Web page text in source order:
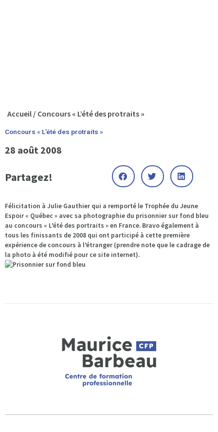
Accueil / Concours « L’été des protraits »
Concours « L’été des protraits »
28 août 2008
Partagez!
Félicitation à Julie Gauthier qui a remporté le Trophée du Jeune
Espoir « Québec » avec sa photographie du prisonnier sur fond bleu
au concours « L’été des portraits » en France. Bravo également à
tous les finissants de 2008 qui ont participé à cette première
expérience de concours à l’étranger (prendre note que le cadrage de
la photo à été modifié pour ce site internet).